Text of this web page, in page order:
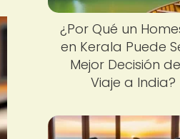
¿Por Qué un
en Kerala Puede
Mejor Decisión
Viaje a India?